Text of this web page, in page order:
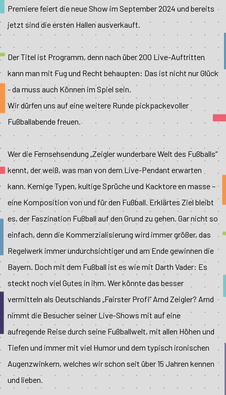
Premiere feiert die neue Show im September 2024 und bereits
jetzt sind die ersten Hallen ausverkauft.
Der Titel ist Programm, denn nach über 200 Live-Auftritten
kann man mit Fug und Recht behaupten: Das ist nicht nur Glück
- da muss auch Können im Spiel sein.
Wir dürfen uns auf eine weitere Runde pickpackevoller
Fußballabende freuen.
Wer die Fernsehsendung „Zeigler wunderbare Welt des Fußballs“
kennt, der weiß, was man von dem Live-Pendant erwarten
kann. Kernige Typen, kultige Sprüche und Kacktore en masse –
eine Komposition von und für den Fußball. Erklärtes Ziel bleibt
es, der Faszination Fußball auf den Grund zu gehen. Gar nicht so
einfach, denn die Kommerzialisierung wird immer größer, das
Regelwerk immer undurchsichtiger und am Ende gewinnen die
Bayern. Doch mit dem Fußball ist es wie mit Darth Vader: Es
steckt noch viel Gutes in ihm. Wer könnte das besser
vermitteln als Deutschlands „Fairster Profi“ Arnd Zeigler? Arnd
nimmt die Besucher seiner Live-Shows mit auf eine
aufregende Reise durch seine Fußballwelt, mit allen Höhen und
Tiefen und immer mit viel Humor und dem typisch ironischen
Augenzwinkern, welches wir schon seit über 15 Jahren kennen
und lieben.